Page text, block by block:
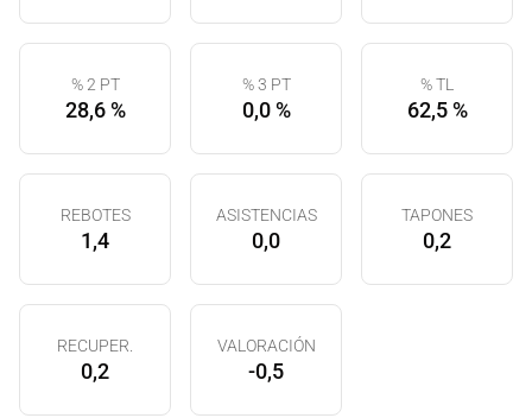
% 2 PT
28,6 %
% 3 PT
0,0 %
% TL
62,5 %
REBOTES
1,4
ASISTENCIAS
0,0
TAPONES
0,2
RECUPER.
0,2
VALORACIÓN
-0,5